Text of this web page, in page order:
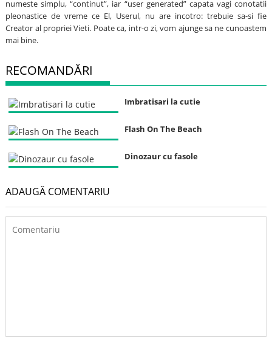
numeste simplu, “continut”, iar “user generated” capata vagi conotatii
pleonastice de vreme ce El, Userul, nu are incotro: trebuie sa-si fie
Creator al propriei Vieti. Poate ca, intr-o zi, vom ajunge sa ne cunoastem
mai bine.
RECOMANDĂRI
Imbratisari la cutie
Flash On The Beach
Dinozaur cu fasole
ADAUGĂ COMENTARIU